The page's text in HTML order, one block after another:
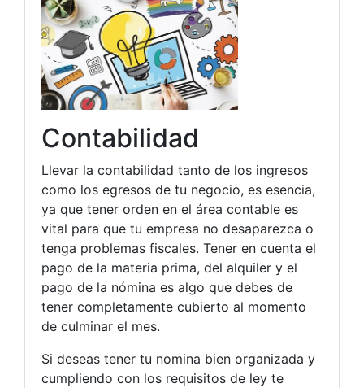
Contabilidad
Llevar la contabilidad tanto de los ingresos
como los egresos de tu negocio, es esencia,
ya que tener orden en el área contable es
vital para que tu empresa no desaparezca o
tenga problemas fiscales. Tener en cuenta el
pago de la materia prima, del alquiler y el
pago de la nómina es algo que debes de
tener completamente cubierto al momento
de culminar el mes.
Si deseas tener tu nomina bien organizada y
cumpliendo con los requisitos de ley te